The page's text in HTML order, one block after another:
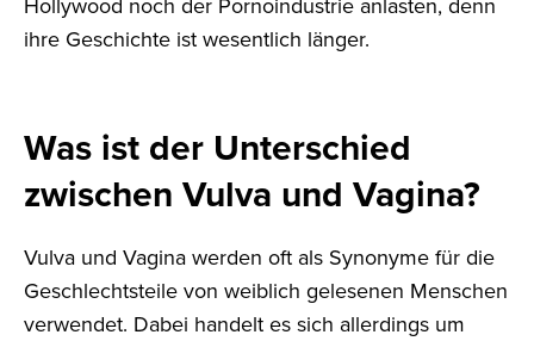
ihre Geschichte ist wesentlich länger.
Was ist der Unterschied
zwischen Vulva und Vagina?
Vulva und Vagina werden oft als Synonyme für die
Geschlechtsteile von weiblich gelesenen Menschen
verwendet. Dabei handelt es sich allerdings um